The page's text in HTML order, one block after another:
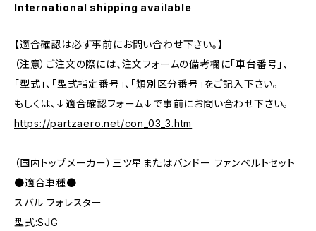
International shipping available
【適合確認は必ず事前にお問い合わせ下さい。】
（注意）ご注文の際には、注文フォームの備考欄に「車台番号」、
「型式」、「型式指定番号」、「類別区分番号」をご記入下さい。
もしくは、↓適合確認フォーム↓で事前にお問い合わせ下さい。
https://partzaero.net/con_03_3.htm
（国内トップメーカー）三ツ星またはバンドー ファンベルトセット
●適合車種●
スバル フォレスター
型式:SJG